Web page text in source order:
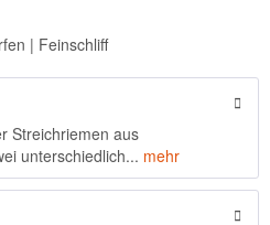
| Feinschliff
Streichriemen aus
unterschiedlich... mehr